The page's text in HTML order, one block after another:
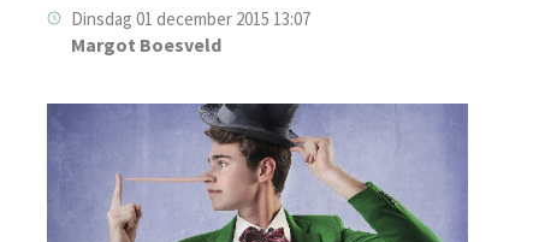
Dinsdag 01 december 2015 13:07
Margot Boesveld